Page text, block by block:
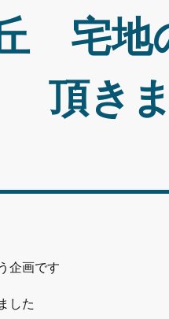
丘 宅
頂き
企画です
した